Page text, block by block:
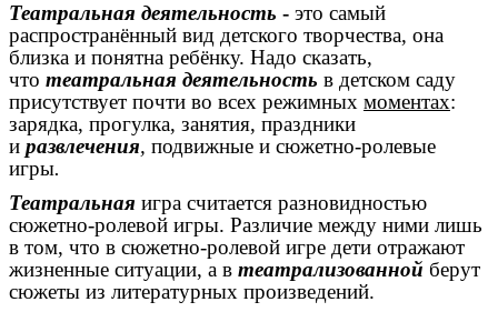
Театральная деятельность - это самый
распространённый вид детского творчества, она
близка и понятна ребёнку. Надо сказать,
что театральная деятельность в детском саду
присутствует почти во всех режимных моментах:
зарядка, прогулка, занятия, праздники
и развлечения, подвижные и сюжетно-ролевые
игры.
Театральная игра считается разновидностью
сюжетно-ролевой игры. Различие между ними лишь
в том, что в сюжетно-ролевой игре дети отражают
жизненные ситуации, а в театрализованной берут
сюжеты из литературных произведений.